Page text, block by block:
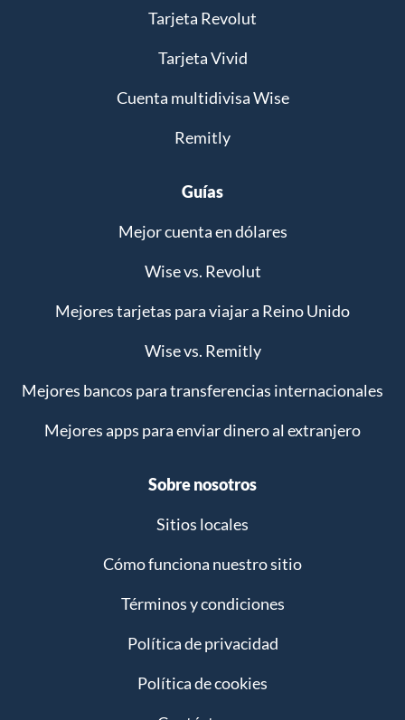
Tarjeta Revolut
Tarjeta Vivid
Cuenta multidivisa Wise
Remitly
Guías
Mejor cuenta en dólares
Wise vs. Revolut
Mejores tarjetas para viajar a Reino Unido
Wise vs. Remitly
Mejores bancos para transferencias internacionales
Mejores apps para enviar dinero al extranjero
Sobre nosotros
Sitios locales
Cómo funciona nuestro sitio
Términos y condiciones
Política de privacidad
Política de cookies